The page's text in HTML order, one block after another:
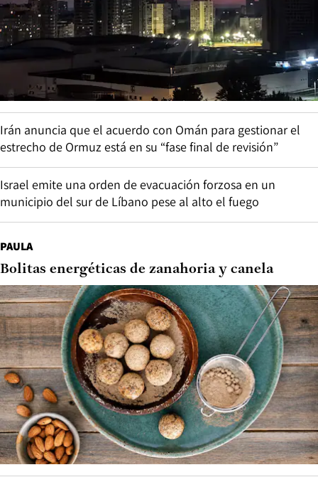
Irán anuncia que el acuerdo con Omán para gestionar el
estrecho de Ormuz está en su “fase final de revisión”
Israel emite una orden de evacuación forzosa en un
municipio del sur de Líbano pese al alto el fuego
PAULA
Bolitas energéticas de zanahoria y canela